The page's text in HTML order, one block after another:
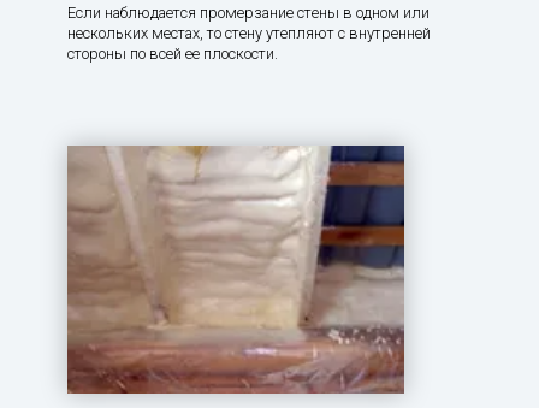
Если наблюдается промерзание стены в одном или
нескольких местах, то стену утепляют с внутренней
стороны по всей ее плоскости.